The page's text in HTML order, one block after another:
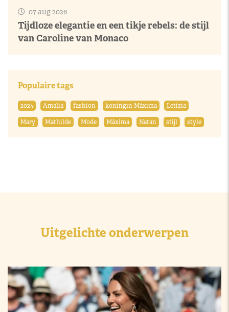
07 aug 2026
Tijdloze elegantie en een tikje rebels: de stijl
van Caroline van Monaco
Populaire tags
2024 Amalia fashion koningin Máxima
Letizia
Mary
Mathilde Mode Máxima Natan stijl style
Uitgelichte onderwerpen